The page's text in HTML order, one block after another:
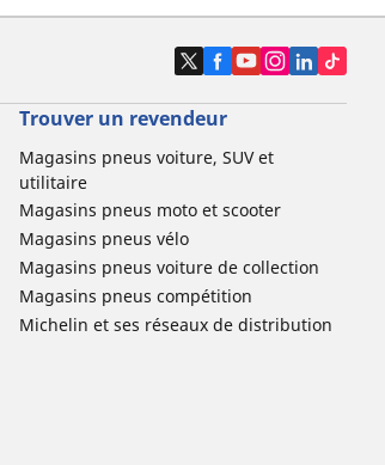
Trouver un revendeur
Magasins pneus voiture, SUV et
utilitaire
Magasins pneus moto et scooter
Magasins pneus vélo
Magasins pneus voiture de collection
Magasins pneus compétition
Michelin et ses réseaux de distribution